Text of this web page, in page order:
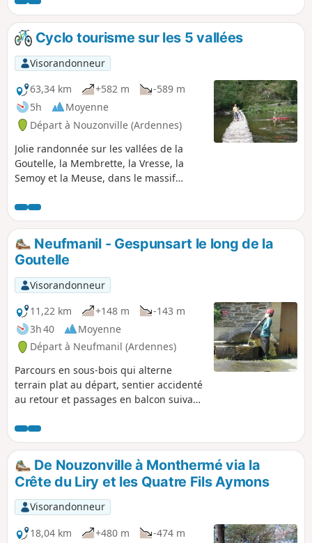
Cyclo tourisme sur les 5 vallées
Visorandonneur
63,34 km
+582 m
-589 m
5h
Moyenne
Départ à Nouzonville (Ardennes)
Jolie randonnée sur les vallées de la
Goutelle, la Membrette, la Vresse, la
Semoy et la Meuse, dans le massif
Neufmanil - Gespunsart le long de la
Goutelle
Visorandonneur
11,22 km
+148 m
-143 m
3h 40
Moyenne
Départ à Neufmanil (Ardennes)
Parcours en sous-bois qui alterne
terrain plat au départ, sentier accidenté
au retour et passages en balcon suivant
avec parfois des échappées sur la vallée
au travers les arbres.
De Nouzonville à Monthermé via la
Crête du Liry et les Quatre Fils Aymons
Visorandonneur
18,04 km
+480 m
-474 m